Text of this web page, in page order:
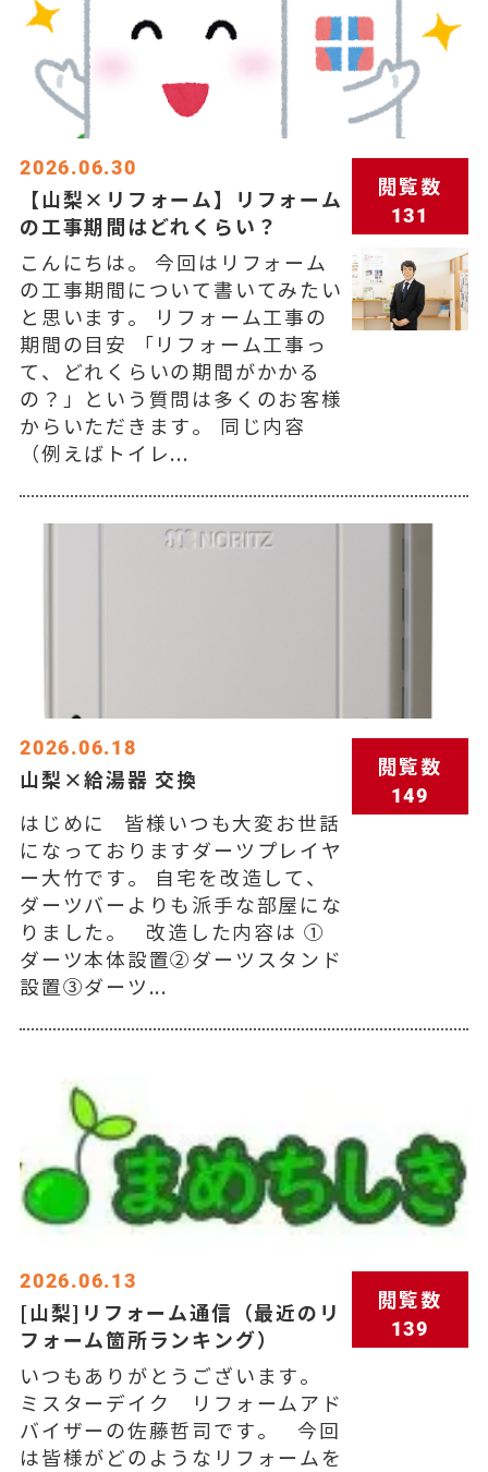
2026.06.30
【山梨×リフォーム】リフォーム
の工事期間はどれくらい？
こんにちは。 今回はリフォーム
の工事期間について書いてみたい
と思います。 リフォーム工事の
期間の目安 「リフォーム工事っ
て、どれくらいの期間がかかる
の？」という質問は多くのお客様
からいただきます。 同じ内容
（例えばトイレ...
閲覧数
131
2026.06.18
山梨×給湯器 交換
はじめに 皆様いつも大変お世話
になっておりますダーツプレイヤ
ー大竹です。 自宅を改造して、
ダーツバーよりも派手な部屋にな
りました。 改造した内容は ①
ダーツ本体設置②ダーツスタンド
設置③ダーツ...
閲覧数
149
2026.06.13
[山梨]リフォーム通信（最近のリ
フォーム箇所ランキング）
いつもありがとうございます。
ミスターデイク リフォームアド
バイザーの佐藤哲司です。 今回
は皆様がどのようなリフォームを
閲覧数
139